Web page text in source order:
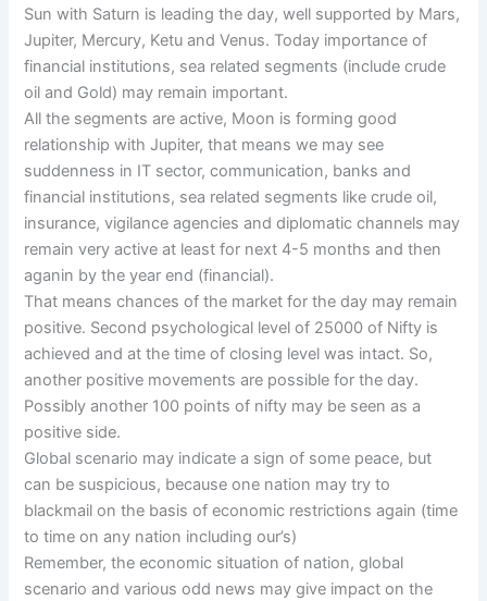
Sun with Saturn is leading the day, well supported by Mars,
Jupiter, Mercury, Ketu and Venus. Today importance of
financial institutions, sea related segments (include crude
oil and Gold) may remain important.
All the segments are active, Moon is forming good
relationship with Jupiter, that means we may see
suddenness in IT sector, communication, banks and
financial institutions, sea related segments like crude oil,
insurance, vigilance agencies and diplomatic channels may
remain very active at least for next 4-5 months and then
aganin by the year end (financial).
That means chances of the market for the day may remain
positive. Second psychological level of 25000 of Nifty is
achieved and at the time of closing level was intact. So,
another positive movements are possible for the day.
Possibly another 100 points of nifty may be seen as a
positive side.
Global scenario may indicate a sign of some peace, but
can be suspicious, because one nation may try to
blackmail on the basis of economic restrictions again (time
to time on any nation including our’s)
Remember, the economic situation of nation, global
scenario and various odd news may give impact on the